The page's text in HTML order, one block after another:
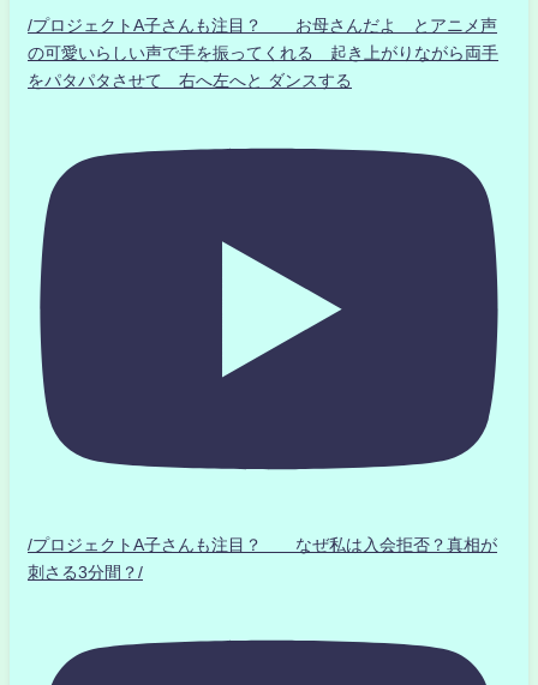
/プロジェクトA子さんも注目？ お母さんだよ とアニメ声
の可愛いらしい声で手を振ってくれる 起き上がりながら両手
をパタパタさせて 右へ左へと ダンスする
/プロジェクトA子さんも注目？ なぜ私は入会拒否？真相が
刺さる3分間？/